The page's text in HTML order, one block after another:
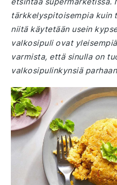
tärkkelyspitoisempia kuin
niitä käytetään usein
valkosipuli ovat
varmista, että sinulla on
valkosipulinkynsiä